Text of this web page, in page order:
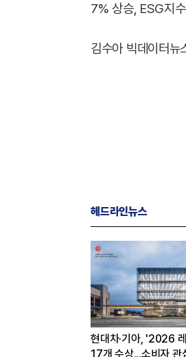
7% 상승, ESG지
김수아 빅데이터
헤드라인뉴스
현대차·기아, '2026
17개 수상...소비자 관